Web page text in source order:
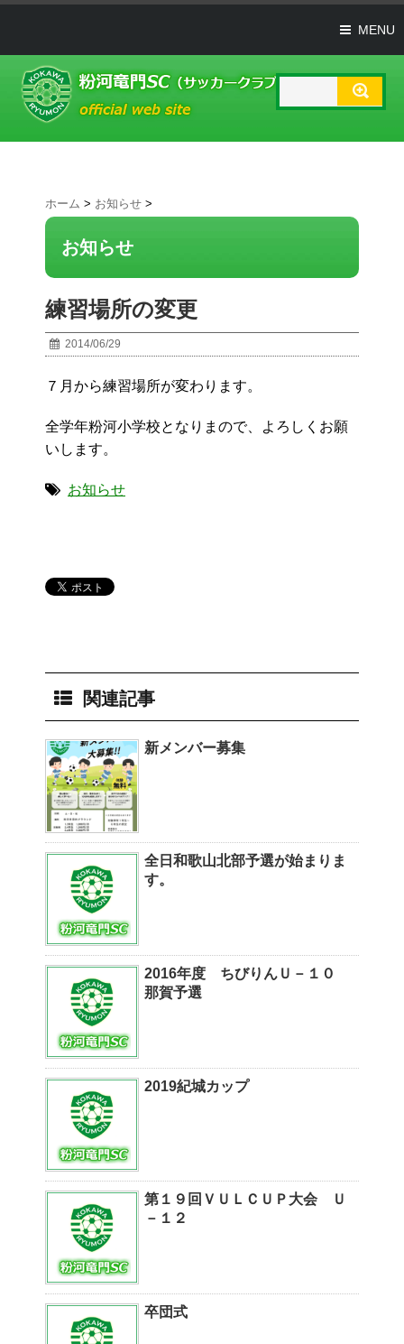
MENU
ホーム > お知らせ >
お知らせ
練習場所の変更
2014/06/29
７月から練習場所が変わります。
全学年粉河小学校となりまので、よろしくお願
いします。
お知らせ
関連記事
新メンバー募集
全日和歌山北部予選が始まりま
す。
2016年度 ちびりんＵ－１０
那賀予選
2019紀城カップ
第１９回ＶＵＬＣＵＰ大会 Ｕ
－１２
卒団式